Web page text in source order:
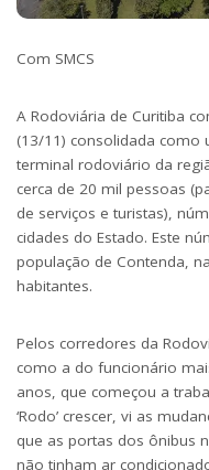
Com SMCS
A Rodoviária de Curitiba
(13/11) consolidada
terminal rodoviário da
cerca de 20 mil pessoas
de serviços e turistas),
cidades do Estado. Este
população de Contenda,
habitantes.
Pelos corredores da
como a do funcionário
anos, que começou a
‘Rodo’ crescer, vi as
que as portas dos ônibus
não tinham ar